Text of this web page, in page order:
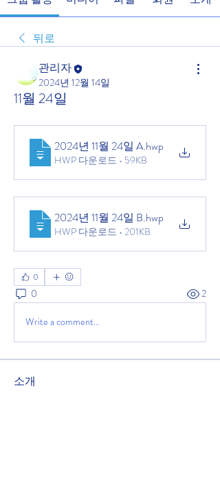
뒤로
관리자
2024년 12월 14일
11월 24일
2024년 11월 24일 A.hwp
HWP 다운로드 • 59KB
2024년 11월 24일 B.hwp
HWP 다운로드 • 201KB
0
0 2
Write a comment...
소개